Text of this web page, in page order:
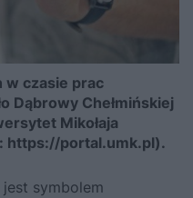
w czasie prac
Dąbrowy Chełmińskiej
Mikołaja
https://portal.umk.pl).
symbolem